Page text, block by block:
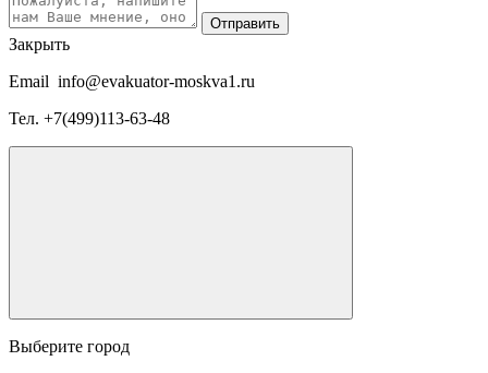
Отправить
Закрыть
Email info@evakuator-moskva1.ru
Тел. +7(499)113-63-48
Выберите город